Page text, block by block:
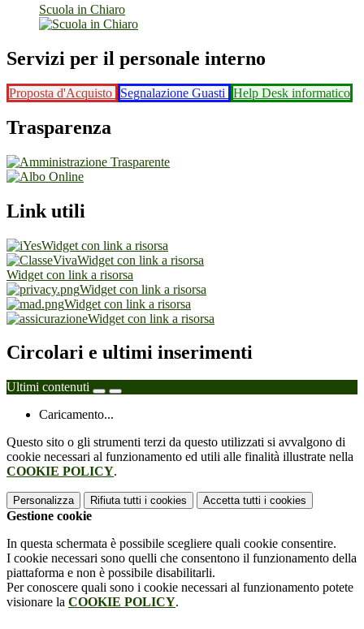
Scuola in Chiaro
Servizi per il personale interno
Proposta d'Acquisto Segnalazione Guasti Help Desk informatico
Trasparenza
Link utili
Widget con link a risorsa
Widget con link a risorsa
Widget con link a risorsa
Widget con link a risorsa
Widget con link a risorsa
Widget con link a risorsa
Circolari e ultimi inserimenti
Ultimi contenuti
Caricamento...
Questo sito o gli strumenti terzi da questo utilizzati si avvalgono di
cookie necessari al funzionamento ed utili alle finalità illustrate nella
COOKIE POLICY.
Personalizza Rifiuta tutti i cookies Accetta tutti i cookies
Gestione cookie
In questa schermata è possibile scegliere quali cookie consentire.
I cookie necessari sono quelli che consentono il funzionamento della
piattaforma e non è possibile disabilitarli.
Per conoscere quali sono i cookie necessari al funzionamento potete
visionare la COOKIE POLICY.